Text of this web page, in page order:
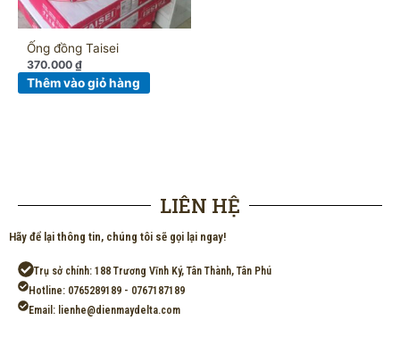
Ống đồng Taisei
370.000 ₫
Thêm vào giỏ hàng
LIÊN HỆ
Hãy để lại thông tin, chúng tôi sẽ gọi lại ngay!
Trụ sở chính: 188 Trương Vĩnh Ký, Tân Thành, Tân Phú
Hotline: 0765289189 - 0767187189
Email: lienhe@dienmaydelta.com